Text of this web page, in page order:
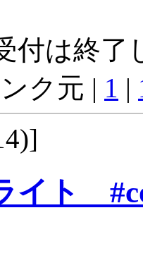
付は終了
ク元 | 1 |
イト